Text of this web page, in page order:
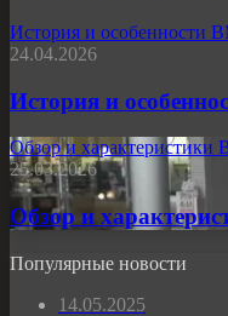
История и особенности
24.04.2026
История и
Обзор и характеристики
25.03.2026
Обзор и
Популярные новости
14.05.2025